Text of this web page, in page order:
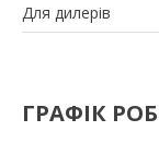
Для дилерів
ГРАФІК